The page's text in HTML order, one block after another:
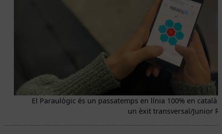
El Paraulògic és un passatemps en línia 100% en català
un èxit transversal/Junior